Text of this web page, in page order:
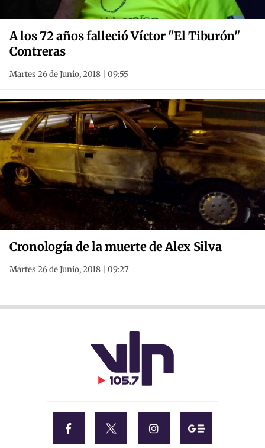
A los 72 años falleció Víctor "El Tiburón"
Contreras
Martes 26 de Junio, 2018 | 09:55
Cronología de la muerte de Alex Silva
Martes 26 de Junio, 2018 | 09:27